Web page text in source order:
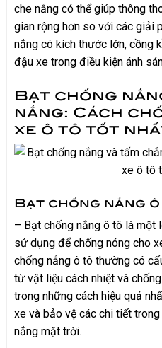
che nắng có thể giúp thông
gian rộng hơn so với các giải
nắng có kích thước lớn, cồng
đậu xe trong điều kiện ánh
Bạt chống
nắng: Cách
xe ô tô tốt
Bạt chống nắng
– Bạt chống nắng ô tô là
sử dụng để chống nóng cho
chống nắng ô tô thường có
từ vật liệu cách nhiệt và
trong những cách hiệu quả
xe và bảo vệ các chi tiết
nắng mặt trời.